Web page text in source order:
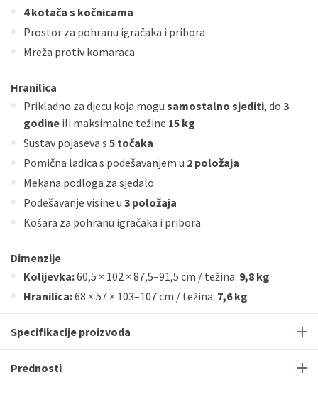
4 kotača s kočnicama
Prostor za pohranu igračaka i pribora
Mreža protiv komaraca
Hranilica
Prikladno za djecu koja mogu samostalno sjediti, do 3
godine ili maksimalne težine 15 kg
Sustav pojaseva s 5 točaka
Pomična ladica s podešavanjem u 2 položaja
Mekana podloga za sjedalo
Podešavanje visine u 3 položaja
Košara za pohranu igračaka i pribora
Dimenzije
Kolijevka:60,5 × 102 × 87,5–91,5 cm / težina: 9,8 kg
Hranilica:68 × 57 × 103–107 cm / težina: 7,6 kg
Specifikacije proizvoda
Prednosti